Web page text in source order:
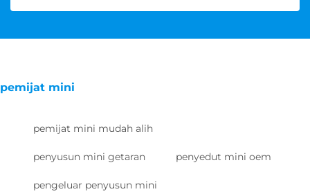
pemijat mini
pemijat mini mudah alih
penyusun mini getaran penyedut mini oem
pengeluar penyusun mini